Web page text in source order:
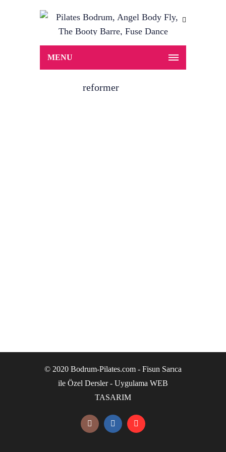
MENU
reformer
© 2020 Bodrum-Pilates.com - Fisun Sarıca
ile Özel Dersler - Uygulama WEB
TASARIM